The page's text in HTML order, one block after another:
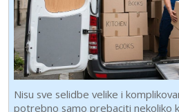
Nisu sve selidbe velike i
potrebno samo prebaciti nekoliko